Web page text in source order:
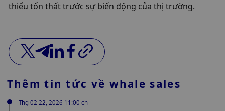
thiểu tổn thất trước sự biến động của thị trường.
Thêm tin tức về whale sales
Thg 02 22, 2026 11:00 ch